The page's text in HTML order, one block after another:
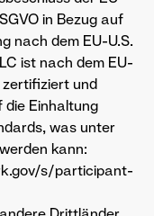
in Bezug auf
nach dem EU-U.S.
ist nach dem EU-
zertifiziert und
Einhaltung
was unter
kann:
s/participant-